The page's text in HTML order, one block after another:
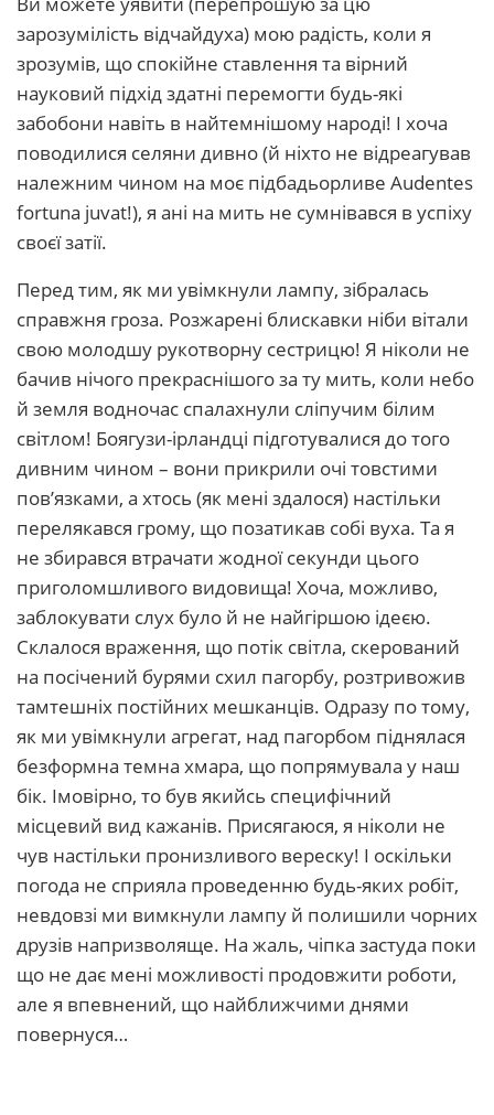
зарозумілість відчайдуха) мою радість, коли я
зрозумів, що спокійне ставлення та вірний
науковий підхід здатні перемогти будь-які
забобони навіть в найтемнішому народі! І хоча
поводилися селяни дивно (й ніхто не відреагував
належним чином на моє підбадьорливе Audentes
fortuna juvat!), я ані на мить не сумнівався в успіху
своєї затії.
Перед тим, як ми увімкнули лампу, зібралась
справжня гроза. Розжарені блискавки ніби вітали
свою молодшу рукотворну сестрицю! Я ніколи не
бачив нічого прекраснішого за ту мить, коли небо
й земля водночас спалахнули сліпучим білим
світлом! Боягузи-ірландці підготувалися до того
дивним чином – вони прикрили очі товстими
пов’язками, а хтось (як мені здалося) настільки
перелякався грому, що позатикав собі вуха. Та я
не збирався втрачати жодної секунди цього
приголомшливого видовища! Хоча, можливо,
заблокувати слух було й не найгіршою ідеєю.
Склалося враження, що потік світла, скерований
на посічений бурями схил пагорбу, розтривожив
тамтешніх постійних мешканців. Одразу по тому,
як ми увімкнули агрегат, над пагорбом піднялася
безформна темна хмара, що попрямувала у наш
бік. Імовірно, то був якийсь специфічний
місцевий вид кажанів. Присягаюся, я ніколи не
чув настільки пронизливого вереску! І оскільки
погода не сприяла проведенню будь-яких робіт,
невдовзі ми вимкнули лампу й полишили чорних
друзів напризволяще. На жаль, чіпка застуда поки
що не дає мені можливості продовжити роботи,
але я впевнений, що найближчими днями
повернуся…